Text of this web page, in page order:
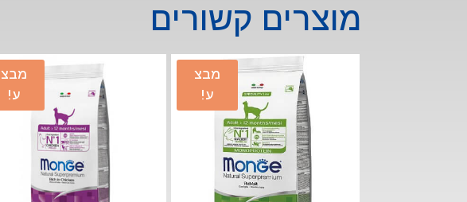
מוצרים קשורים
מבצ
ע!
מבצ
ע!